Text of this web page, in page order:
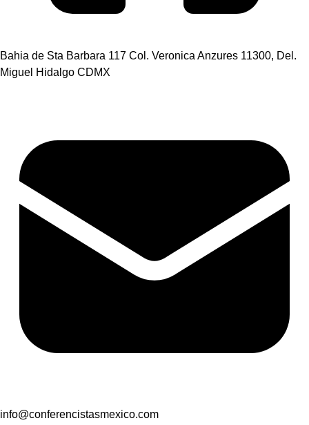
Bahia de Sta Barbara 117 Col. Veronica Anzures 11300, Del.
Miguel Hidalgo CDMX
info@conferencistasmexico.com